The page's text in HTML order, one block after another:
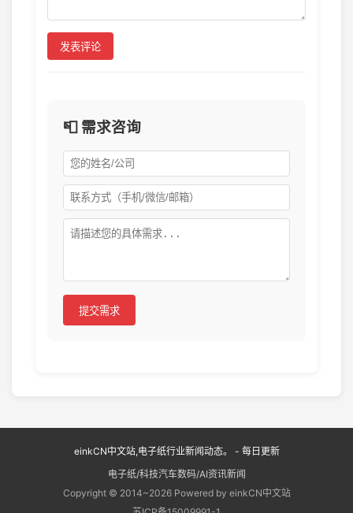
发表评论
📮 需求咨询
提交需求
einkCN中文站,电子纸行业新闻动态。 - 每日更新
电子纸/科技汽车数码/AI资讯新闻
Copyright © 2014~2026 Powered by einkCN中文站